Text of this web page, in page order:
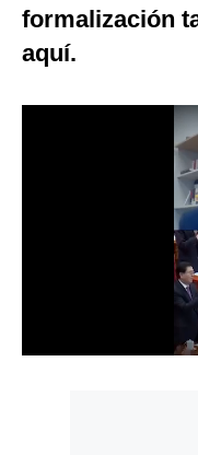
Podcast
formalización
aquí.